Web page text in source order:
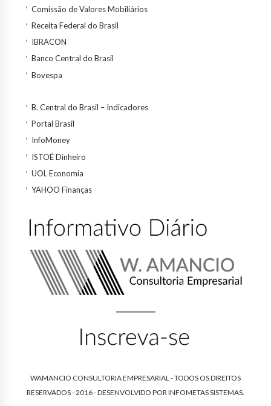
Comissão de Valores Mobiliários
Receita Federal do Brasil
IBRACON
Banco Central do Brasil
Bovespa
B. Central do Brasil – Indicadores
Portal Brasil
InfoMoney
ISTOÉ Dinheiro
UOL Economia
YAHOO Finanças
WAMANCIO CONSULTORIA EMPRESARIAL - TODOS OS DIREITOS
RESERVADOS - 2016 - DESENVOLVIDO PORINFOMETAS SISTEMAS.